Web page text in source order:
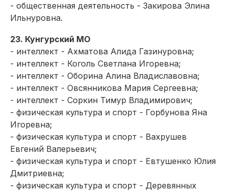
- общественная деятельность - Закирова Элина
Ильнуровна.
23. Кунгурский МО
- интеллект - Ахматова Алида Газинуровна;
- интеллект - Коголь Светлана Игоревна;
- интеллект - Оборина Алина Владиславовна;
- интеллект - Овсянникова Мария Сергеевна;
- интеллект - Соркин Тимур Владимирович;
- физическая культура и спорт - Горбунова Яна
Игоревна;
- физическая культура и спорт - Вахрушев
Евгений Валерьевич;
- физическая культура и спорт - Евтушенко Юлия
Дмитриевна;
- физическая культура и спорт - Деревянных